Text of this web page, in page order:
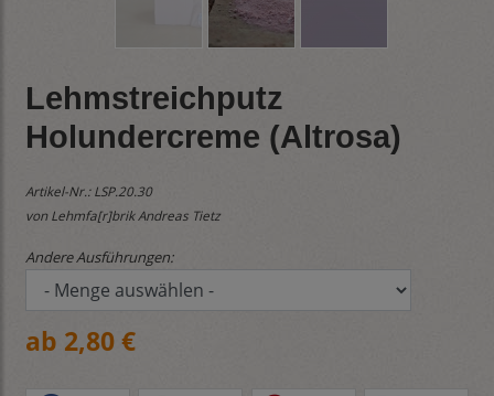
Lehmstreichputz
Holundercreme (Altrosa)
Artikel-Nr.:LSP.20.30
von Lehmfa[r]brik Andreas Tietz
Andere Ausführungen:
ab 2,80 €